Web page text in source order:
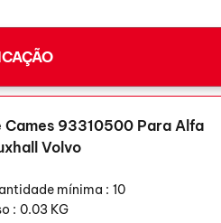
Cames 93310500 Para Alfa
Volvo
mínima : 10
: 0.03 KG